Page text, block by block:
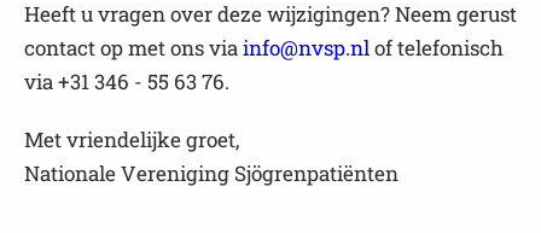
Heeft u vragen over deze wijzigingen? Neem gerust
contact op met ons via info@nvsp.nlof telefonisch
via +31 346 - 55 63 76.
Met vriendelijke groet,
Nationale Vereniging Sjögrenpatiënten